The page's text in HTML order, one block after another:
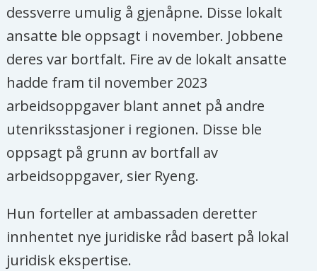
dessverre umulig å gjenåpne. Disse lokalt
ansatte ble oppsagt i november. Jobbene
deres var bortfalt. Fire av de lokalt ansatte
hadde fram til november 2023
arbeidsoppgaver blant annet på andre
utenriksstasjoner i regionen. Disse ble
oppsagt på grunn av bortfall av
arbeidsoppgaver, sier Ryeng.
Hun forteller at ambassaden deretter
innhentet nye juridiske råd basert på lokal
juridisk ekspertise.